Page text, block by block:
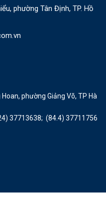
phường Tân Định, TP. Hồ
phường Giảng Võ, TP Hà
37713638; (84.4) 37711756